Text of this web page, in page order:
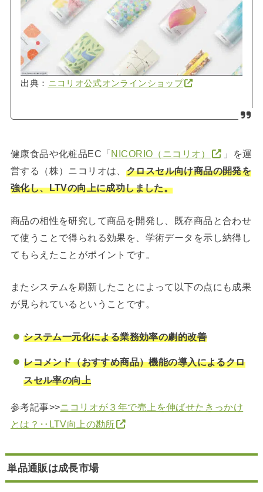
出典： ニコリオ公式オンラインショップ
健康食品や化粧品EC「NICORIO（ニコリオ）
」を運
営する（株）ニコリオは、 クロスセル向け商品の開発を
強化し、LTVの向上に成功しました。
商品の相性を研究して商品を開発し、既存商品と合わせ
て使うことで得られる効果を、学術データを示し納得し
てもらえたことがポイントです。
またシステムを刷新したことによって以下の点にも成果
が見られているということです。
システム一元化による業務効率の劇的改善
レコメンド（おすすめ商品）機能の導入によるクロ
スセル率の向上
参考記事>>ニコリオが３年で売上を伸ばせたきっかけ
とは？‥LTV向上の勘所
単品通販は成長市場